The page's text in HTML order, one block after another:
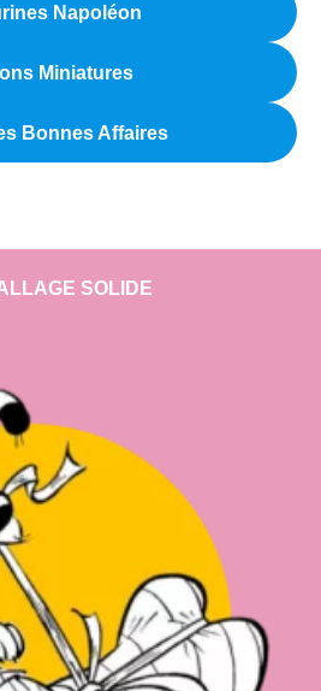
Napoléon
Miniatures
Bonnes Affaires
SOLIDE